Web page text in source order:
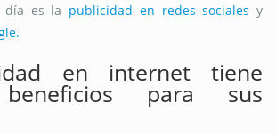
día es la publicidad en redes sociales y
en internet tiene
para sus